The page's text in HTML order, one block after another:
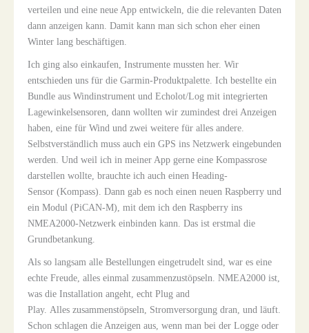
verteilen und eine neue App entwickeln, die die relevanten Daten
dann anzeigen kann. Damit kann man sich schon eher einen
Winter lang beschäftigen.
Ich ging also einkaufen, Instrumente mussten her. Wir
entschieden uns für die Garmin-Produktpalette. Ich bestellte ein
Bundle aus Windinstrument und Echolot/Log mit integrierten
Lagewinkelsensoren, dann wollten wir zumindest drei Anzeigen
haben, eine für Wind und zwei weitere für alles andere.
Selbstverständlich muss auch ein GPS ins Netzwerk eingebunden
werden. Und weil ich in meiner App gerne eine Kompassrose
darstellen wollte, brauchte ich auch einen Heading-
Sensor (Kompass). Dann gab es noch einen neuen Raspberry und
ein Modul (PiCAN-M), mit dem ich den Raspberry ins
NMEA2000-Netzwerk einbinden kann. Das ist erstmal die
Grundbetankung.
Als so langsam alle Bestellungen eingetrudelt sind, war es eine
echte Freude, alles einmal zusammenzustöpseln. NMEA2000 ist,
was die Installation angeht, echt Plug and
Play. Alles zusammenstöpseln, Stromversorgung dran, und läuft.
Schon schlagen die Anzeigen aus, wenn man bei der Logge oder